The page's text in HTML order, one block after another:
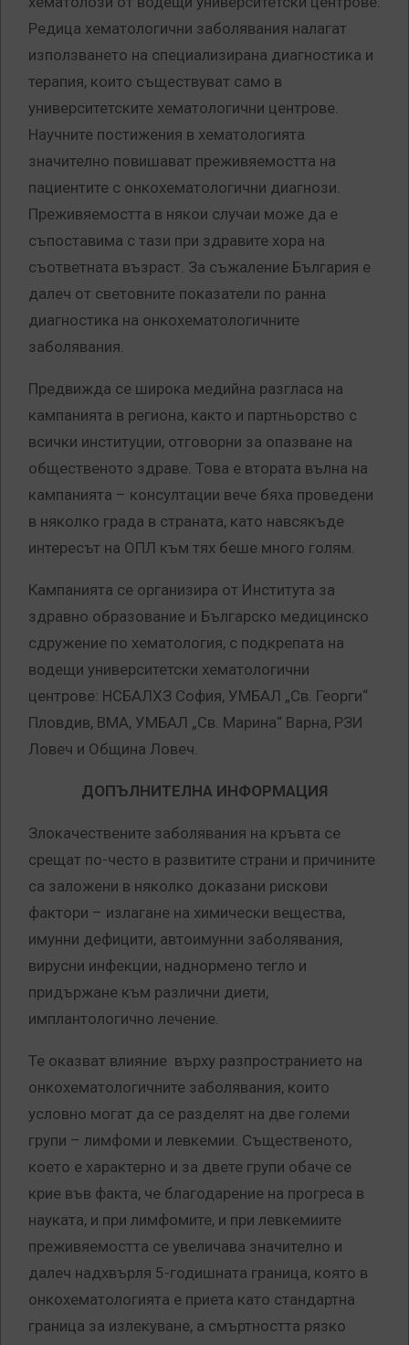
Редица хематологични заболявания налагат
използването на специализирана диагностика и
терапия, които съществуват само в
университетските хематологични центрове.
Научните постижения в хематологията
значително повишават преживяемостта на
пациентите с онкохематологични диагнози.
Преживяемостта в някои случаи може да е
съпоставима с тази при здравите хора на
съответната възраст. За съжаление България е
далеч от световните показатели по ранна
диагностика на онкохематологичните
заболявания.
Предвижда се широка медийна разгласа на
кампанията в региона, както и партньорство с
всички институции, отговорни за опазване на
общественото здраве. Това е втората вълна на
кампанията – консултации вече бяха проведени
в няколко града в страната, като навсякъде
интересът на ОПЛ към тях беше много голям.
Кампанията се организира от Института за
здравно образование и Българско медицинско
сдружение по хематология, с подкрепата на
водещи университетски хематологични
центрове: НСБАЛХЗ София, УМБАЛ „Св. Георги“
Пловдив, ВМА, УМБАЛ „Св. Марина“ Варна, РЗИ
Ловеч и Община Ловеч.
ДОПЪЛНИТЕЛНА ИНФОРМАЦИЯ
Злокачествените заболявания на кръвта се
срещат по-често в развитите страни и причините
са заложени в няколко доказани рискови
фактори – излагане на химически вещества,
имунни дефицити, автоимунни заболявания,
вирусни инфекции, наднормено тегло и
придържане към различни диети,
имплантологично лечение.
Те оказват влияние върху разпространието на
онкохематологичните заболявания, които
условно могат да се разделят на две големи
групи – лимфоми и левкемии. Същественото,
което е характерно и за двете групи обаче се
крие във факта, че благодарение на прогреса в
науката, и при лимфомите, и при левкемиите
преживяемостта се увеличава значително и
далеч надхвърля 5-годишната граница, която в
онкохематологията е приета като стандартна
граница за излекуване, а смъртността рязко